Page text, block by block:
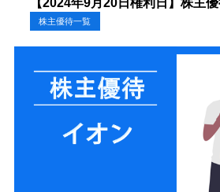
【2024年9月20日権利日】株主
株主優待一覧